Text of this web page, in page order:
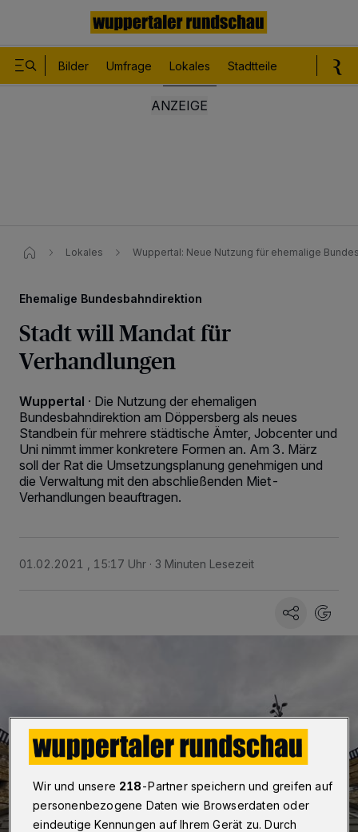
Bilder Umfrage Lokales Stadtteile
Lokales Wuppertal: Neue Nutzung für ehemalige
Ehemalige Bundesbahndirektion
Stadt will Mandat für
Verhandlungen
Wuppertal · Die Nutzung der ehemaligen
Bundesbahndirektion am Döppersberg als neues
Standbein für mehrere städtische Ämter, Jobcenter und
Uni nimmt immer konkretere Formen an. Am 3. März
soll der Rat die Umsetzungsplanung genehmigen und
die Verwaltung mit den abschließenden Miet-
Verhandlungen beauftragen.
01.02.2021 , 15:17 Uhr 3 Minuten Lesezeit
Wir und unsere 218-Partner speichern und greifen auf
personenbezogene Daten wie Browserdaten oder
eindeutige Kennungen auf Ihrem Gerät zu. Durch